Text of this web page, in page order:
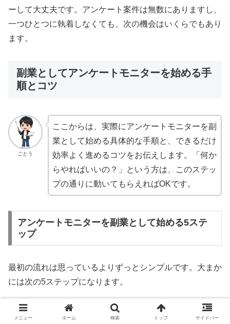
ーして大丈夫です。アンケート案件は無数にありますし、
一つひとつに執着しなくても、次の機会はいくらでもあり
ます。
副業としてアンケートモニターを始める手
順とコツ
ごとう
ここからは、実際にアンケートモニターを副
業として始める具体的な手順と、できるだけ
効率よく進めるコツをお伝えします。「何か
らやればいいの？」という方は、このステッ
プの通りに動いてもらえればOKです。
アンケートモニターを副業として始める5ステ
ップ
最初の流れは思っているよりずっとシンプルです。大まか
には次の5ステップになります。
ステ
やること ポイント
メニュー ホーム 検索 トップ サイドバー